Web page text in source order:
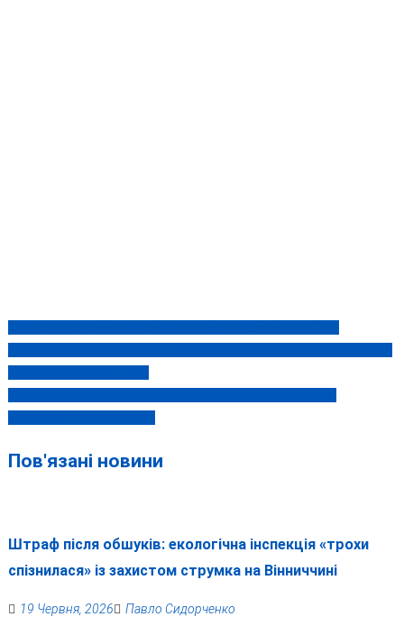
Навігація
записів
Пов'язані новини
Штраф після обшуків: екологічна інспекція «трохи
спізнилася» із захистом струмка на Вінниччині
19 Червня, 2026 Павло Сидорченко